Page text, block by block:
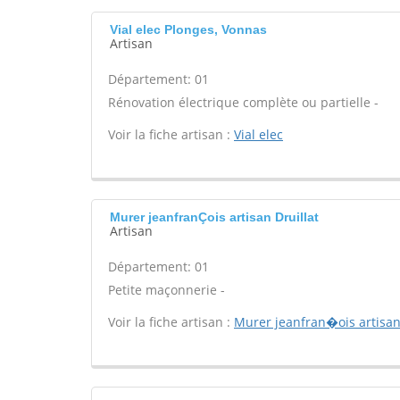
Vial elec Plonges, Vonnas
Artisan
Département: 01
Rénovation électrique complète ou partielle -
Voir la fiche artisan : Vial elec
Murer jeanfranÇois artisan Druillat
Artisan
Département: 01
Petite maçonnerie -
Voir la fiche artisan : Murer jeanfran�ois artisan